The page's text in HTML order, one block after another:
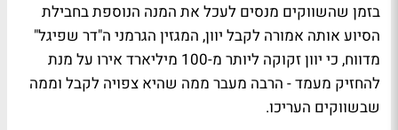
בזמן שהשווקים מנסים לעכל את המנה הנוספת בחבילת
הסיוע אותה אמורה לקבל יוון, המגזין הגרמני ה"דר שפיגל"
מדווח, כי יוון זקוקה ליותר מ-100 מיליארד אירו על מנת
להחזיק מעמד - הרבה מעבר ממה שהיא צפויה לקבל וממה
שבשווקים העריכו.